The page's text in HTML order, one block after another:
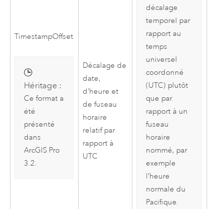
TimestampOffset
Héritage :
Ce format a
été
présenté
dans
ArcGIS Pro
3.2.
Décalage de
date,
d’heure et
de fuseau
horaire
relatif par
rapport à
UTC
décalage
temporel par
rapport au
temps
universel
coordonné
(UTC) plutôt
que par
rapport à un
fuseau
horaire
nommé, par
exemple
l’heure
normale du
Pacifique.